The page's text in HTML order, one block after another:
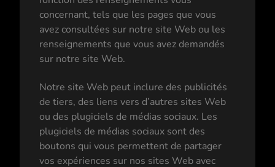
concernant, tels que les pages que vous
avez consultées sur notre site Web ou les
renseignements que vous avez demandés
sur notre site Web.
Notre site Web peut inclure des publicités
de tiers, des liens vers d’autres sites Web
ou des plugiciels de médias sociaux. Les
plugiciels de médias sociaux sont des
boutons qui vous permettent de partager
vos expériences sur nos sites Web avec